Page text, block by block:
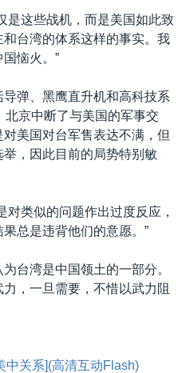
是这些战机，而是美国如此致
台湾的体系这样的事实。我
恼火。”
弹、黑鹰直升机和高科技系
京中断了与美国的军事交
美国对台军售表达不满，但
，因此目前的局势特别敏
对类似的问题作出过度反应，
总是违背他们的意愿。”
台湾是中国领土的一部分。
，一旦需要，不惜以武力阻
中关系](高清互动Flash)